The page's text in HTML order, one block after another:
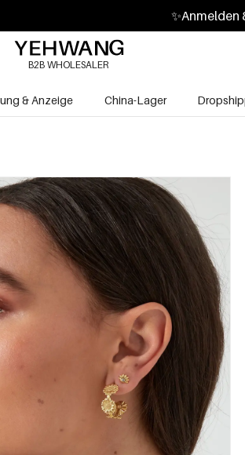
✨Anmelden
B2B WHOLESALER
& Anzeige China-Lager